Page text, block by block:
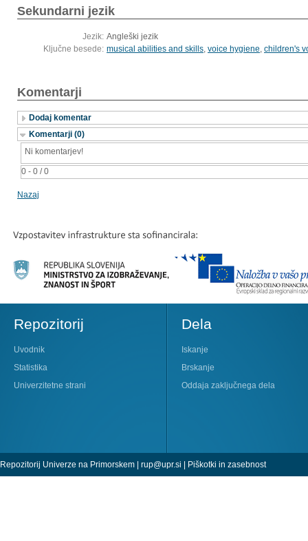
Sekundarni jezik
Jezik: Angleški jezik
Ključne besede: musical abilities and skills, voice hygiene, children's
Komentarji
Dodaj komentar
Komentarji (0)
0 - 0 / 0
Ni komentarjev!
Nazaj
Repozitorij
Uvodnik
Statistika
Univerzitetne strani
Dela
Iskanje
Brskanje
Oddaja zaključnega dela
Repozitorij Univerze na Primorskem | rup@upr.si Piškotki in zasebnost